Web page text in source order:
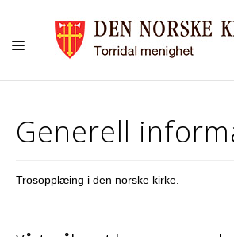
BARN
VOKSNE
Generell
Trosopplæing i den norske kirke.